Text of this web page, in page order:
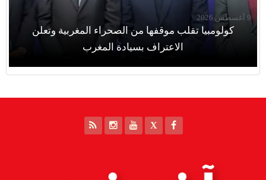
كولومبيا تقلب موقفها من الصحراء المغربية وتعلن
الاعتراف بسيادة المغرب
9 أغسطس 2026